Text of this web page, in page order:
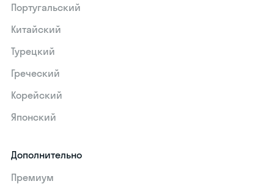
Португальский
Китайский
Турецкий
Греческий
Корейский
Японский
Дополнительно
Премиум